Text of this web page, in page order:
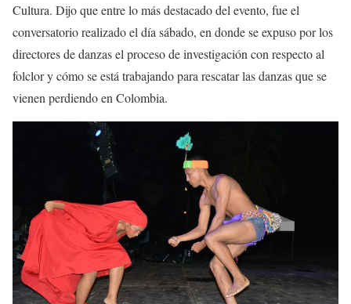
Cultura. Dijo que entre lo más destacado del evento, fue el
conversatorio realizado el día sábado, en donde se expuso por los
directores de danzas el proceso de investigación con respecto al
folclor y cómo se está trabajando para rescatar las danzas que se
vienen perdiendo en Colombia.